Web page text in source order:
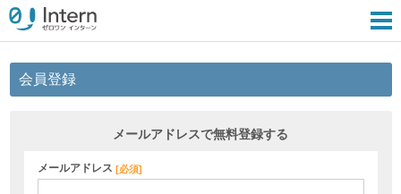
会員登録
メールアドレスで無料登録する
メールアドレス [必須]